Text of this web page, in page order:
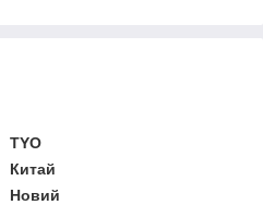
TYO
Китай
Новий